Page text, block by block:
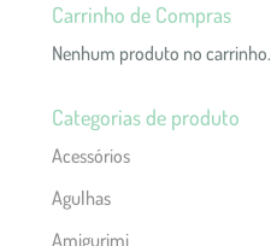
Carrinho de Compras
Nenhum produto no carrinho.
Categorias de produto
Acessórios
Agulhas
Amigurimi